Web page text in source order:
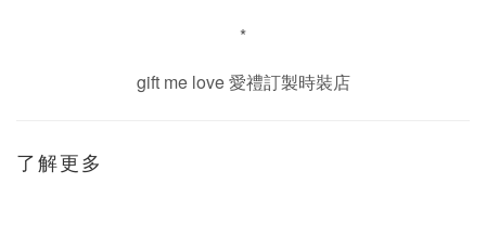
*
gift me love 愛禮訂製時裝店
了解更多